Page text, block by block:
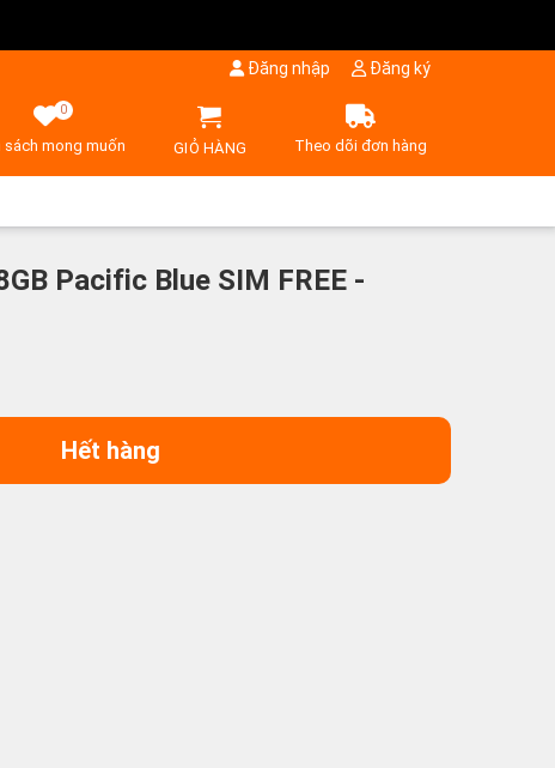
Đăng nhập Đăng ký
0
sách mong muốn GIỎ HÀNG Theo dõi đơn hàng
Pacific Blue SIM FREE -
Hết hàng